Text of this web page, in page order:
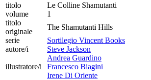
titolo
Le Colline Shamutanti
volume
1
titolo
originale
The Shamutanti Hills
serie
Sortilegio Vincent Books
autore/i
Steve Jackson
illustratore/i
Andrea Guardino
Francesco Biagini
Irene Di Oriente